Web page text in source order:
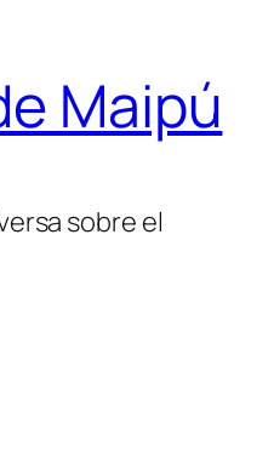
Maipú
sobre el